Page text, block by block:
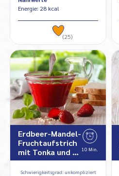
Energie: 28 kcal
(25)
Erdbeer-Mandel-
Fruchtaufstrich
mit Tonka und … 10 Min.
Schwierigkeitsgrad: unkompliziert